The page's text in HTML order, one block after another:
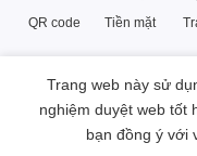
QR code Tiền mặt
Công Ty TNHH
38 Đường Số 9 , Khu đô
phố
Trang web này sử
nghiệm duyệt web tốt
bạn đồng ý với